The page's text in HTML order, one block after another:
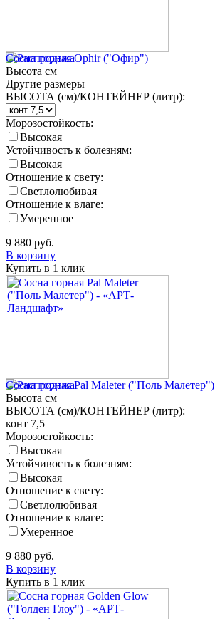
Сосна горная Ophir ("Офир")
Высота см
Другие размеры
ВЫСОТА (см)/КОНТЕЙНЕР (литр):
Морозостойкость:
Высокая
Устойчивость к болезням:
Высокая
Отношение к свету:
Светлолюбивая
Отношение к влаге:
Умеренное
9 880 руб.
В корзину
Купить в 1 клик
Сосна горная Pal Maleter ("Поль Малетер")
Высота см
ВЫСОТА (см)/КОНТЕЙНЕР (литр):
конт 7,5
Морозостойкость:
Высокая
Устойчивость к болезням:
Высокая
Отношение к свету:
Светлолюбивая
Отношение к влаге:
Умеренное
9 880 руб.
В корзину
Купить в 1 клик